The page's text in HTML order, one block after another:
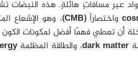
عبر مسافاتٍ هائلةٍ. هذه النبضات
واختصاراً(CMB)
، وهو الإشعاع
أن تعطي فهمًا أفضل لمكونات الكون
dark matter، والطاقة المظلمة